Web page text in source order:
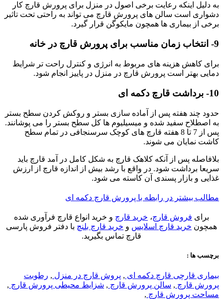
به دلیل اینکه رعایت برخی اصول در منزل برای پرورش قارچ کار
دشواری است سالن های پرورش قارچ می تواند به راحتی تحت تاثیر
برخی از بیماری ها همچون مایکوگن قرار گیرد.
9- انتخاب زمان مناسب برای پرورش قارچ در خانه
برای کاهش هزینه های مربوط به انرژی و کنترل راحت تر شرایط
دمایی بهتر است پرورش قارچ در منزل در پاییز انجام شود.
10- برداشت قارچ دکمه ای
حدود چند هفته پس از آماده سازی بستر و روکش کردن سطح بستر
به اصطلاح سفید شده و میسیلیوم ها کل سطح بستر را می پوشانند.
پس از 7 تا 8 هفته قارچ های کوچک سرسنجافی در تمام سطح
کاشت نمایان می شوند.
بلافاصله پس از آنکه کلاهک قارچ به شکل کامل در آمد قارچ باید
سریعا برداشت شود. در واقع با رشد بیش از اندازه قارچ از ارزش
غذایی و بازار پسندی آن کاسته می شود.
مطالب بیشتر در رابطه با پرورش قارچ دکمه ای
برای فروش قارچ، خرید قارچ و خرید انواع قارچ فرآوری شده
همچون خرید قارچ اسلایس و خرید قارچ بلنچ با دفتر فروش پارسی
قارچ تماس بگیرید.
برچسب ها :
بیماری قارچی قارچ دکمه ای , پروش قارچ در منزل , رطوبت
پرورش قارچ , سالن پرورش قارچ , شزایط محیطی پرورش قارچ ,
مساحت پرورش قارچ ,